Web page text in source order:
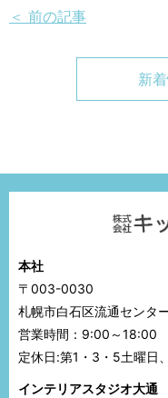
＜ 前の記事
新
本社
〒003-0030
札幌市白石区流通センタ
営業時間：9:00～18:00
定休日:第1・3・5土曜日
インテリアスタジオ大通